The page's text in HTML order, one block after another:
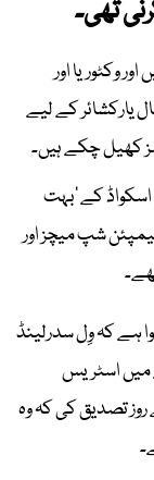
تھی۔
وکٹوریا اور
یارکشائر کے لیے
کے ’بہت
شپ میچز اور
ہے کہ وِل سدرلینڈ
میں اسٹریس
تصدیق کی کہ وہ